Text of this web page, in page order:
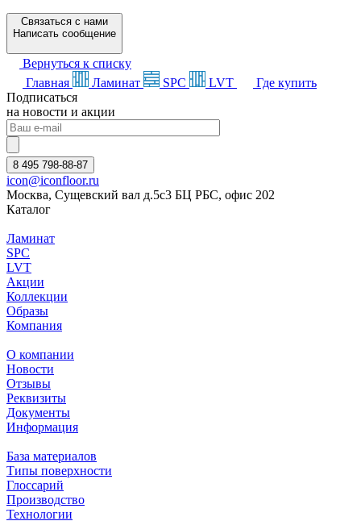
Связаться с нами
Написать сообщение
Вернуться к списку
Главная
Ламинат SPC LVT
Где купить
Подписаться
на новости и акции
8 495 798-88-87
icon@iconfloor.ru
Москва, Сущевский вал д.5с3 БЦ РБС, офис 202
Каталог
Ламинат
SPC
LVT
Акции
Коллекции
Образы
Компания
О компании
Новости
Отзывы
Реквизиты
Документы
Информация
База материалов
Типы поверхности
Глоссарий
Производство
Технологии